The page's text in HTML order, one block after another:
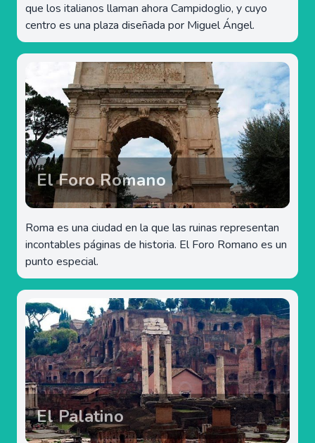
que los italianos llaman ahora Campidoglio, y cuyo
centro es una plaza diseñada por Miguel Ángel.
El Foro Romano
Roma es una ciudad en la que las ruinas representan
incontables páginas de historia. El Foro Romano es un
punto especial.
El Palatino